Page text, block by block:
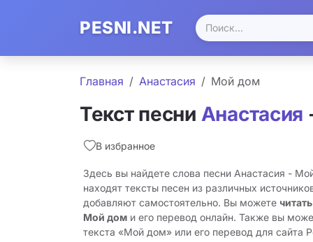
PESNI.NET
Главная Анастасия Мой дом
Текст песни Анастасия
В избранное
Здесь вы найдете слова песни Анастасия -
находят тексты песен из различных
добавляют самостоятельно. Вы можете
Мой дом и его перевод онлайн. Также вы
текста «Мой дом» или его перевод для сайта